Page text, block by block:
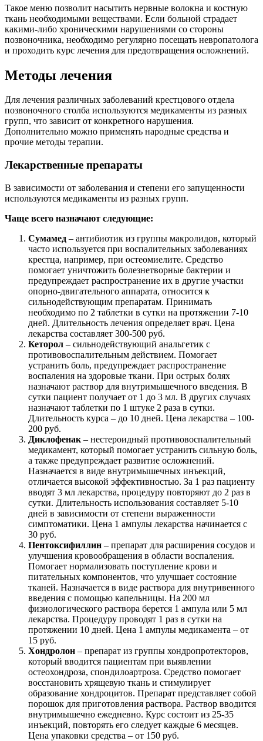
Такое меню позволит насытить нервные волокна и костную
ткань необходимыми веществами. Если больной страдает
какими-либо хроническими нарушениями со стороны
позвоночника, необходимо регулярно посещать невропатолога
и проходить курс лечения для предотвращения осложнений.
Методы лечения
Для лечения различных заболеваний крестцового отдела
позвоночного столба используются медикаменты из разных
групп, что зависит от конкретного нарушения.
Дополнительно можно применять народные средства и
прочие методы терапии.
Лекарственные препараты
В зависимости от заболевания и степени его запущенности
используются медикаменты из разных групп.
Чаще всего назначают следующие:
Сумамед – антибиотик из группы макролидов, который
часто используется при воспалительных заболеваниях
крестца, например, при остеомиелите. Средство
помогает уничтожить болезнетворные бактерии и
предупреждает распространение их в другие участки
опорно-двигательного аппарата, относится к
сильнодействующим препаратам. Принимать
необходимо по 2 таблетки в сутки на протяжении 7-10
дней. Длительность лечения определяет врач. Цена
лекарства составляет 300-500 руб.
Кеторол – сильнодействующий анальгетик с
противовоспалительным действием. Помогает
устранить боль, предупреждает распространение
воспаления на здоровые ткани. При острых болях
назначают раствор для внутримышечного введения. В
сутки пациент получает от 1 до 3 мл. В других случаях
назначают таблетки по 1 штуке 2 раза в сутки.
Длительность курса – до 10 дней. Цена лекарства – 100-
200 руб.
Диклофенак – нестероидный противовоспалительный
медикамент, который помогает устранить сильную боль,
а также предупреждает развитие осложнений.
Назначается в виде внутримышечных инъекций,
отличается высокой эффективностью. За 1 раз пациенту
вводят 3 мл лекарства, процедуру повторяют до 2 раз в
сутки. Длительность использования составляет 5-10
дней в зависимости от степени выраженности
симптоматики. Цена 1 ампулы лекарства начинается с
30 руб.
Пентоксифиллин – препарат для расширения сосудов и
улучшения кровообращения в области воспаления.
Помогает нормализовать поступление крови и
питательных компонентов, что улучшает состояние
тканей. Назначается в виде раствора для внутривенного
введения с помощью капельницы. На 200 мл
физиологического раствора берется 1 ампула или 5 мл
лекарства. Процедуру проводят 1 раз в сутки на
протяжении 10 дней. Цена 1 ампулы медикамента – от
15 руб.
Хондролон – препарат из группы хондропротекторов,
который вводится пациентам при выявлении
остеохондроза, спондилоартроза. Средство помогает
восстановить хрящевую ткань и стимулирует
образование хондроцитов. Препарат представляет собой
порошок для приготовления раствора. Раствор вводится
внутримышечно ежедневно. Курс состоит из 25-35
инъекций, повторять его следует каждые 6 месяцев.
Цена упаковки средства – от 150 руб.